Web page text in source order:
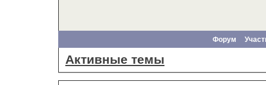
Форум
Активные темы